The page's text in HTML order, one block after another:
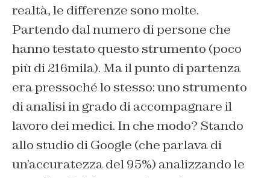
realtà, le differenze sono molte.
Partendo dal numero di persone che
hanno testato questo strumento (poco
più di 216mila). Ma il punto di partenza
era pressoché lo stesso: uno strumento
di analisi in grado di accompagnare il
lavoro dei medici. In che modo? Stando
allo studio di Google (che parlava di
un’accuratezza del 95%) analizzando le